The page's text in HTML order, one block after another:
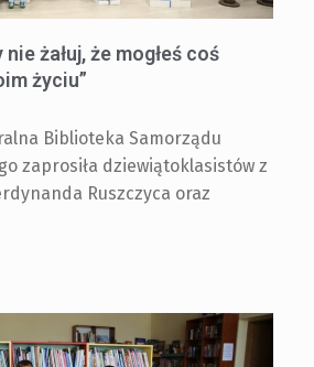
nie żałuj, że mogłeś coś
życiu”
Biblioteka Samorządu
zaprosiła dziewiątoklasistów z
Ruszczyca oraz